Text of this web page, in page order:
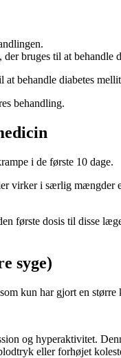
bruges til at behandle
behandle diabetes
behandling.
i de første 10 dage.
i særlig mængder
første dosis til disse
syge)
kun har gjort en
og hyperaktivitet.
eller forhøjet